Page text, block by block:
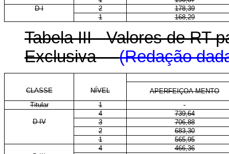
D I
2
178,39
1
168,29
Tabela III - Valores de RT
Exclusiva(Redação
CLASSE NÍVEL
APERFEIÇOA-MENTO
Titular
1
-
4
739,64
D IV
3
706,88
2
683,30
1
565,95
4
466,36